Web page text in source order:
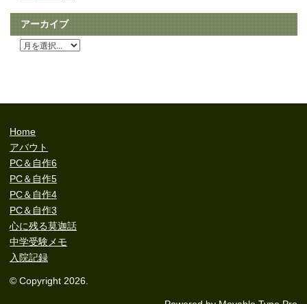
アーカイブ
Home
アバウト
PC＆自作6
PC＆自作5
PC＆自作4
PC＆自作3
心に残る莫迦話
中学受験メモ
入院記録
© Copyright 2026.